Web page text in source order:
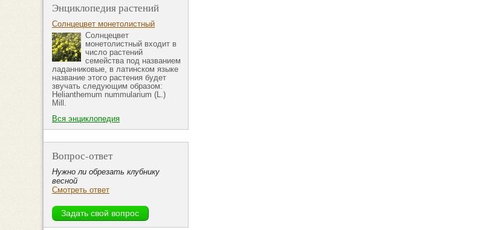
Энциклопедия растений
Солнцецвет монетолистный
Солнцецвет
монетолистный входит в
число растений
семейства под названием
ладанниковые, в латинском языке
название этого растения будет
звучать следующим образом:
Helianthemum nummularium (L.)
Mill.
Вся энциклопедия
Вопрос-ответ
Нужно ли обрезать клубнику
весной
Смотреть ответ